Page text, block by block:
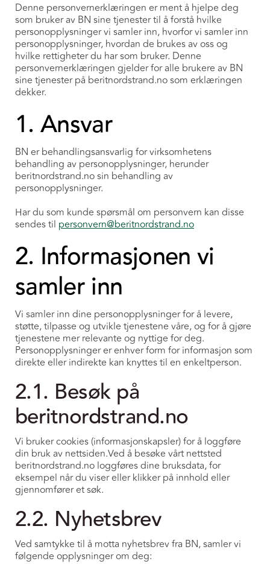
Denne personvernerklæringen er ment å hjelpe deg
som bruker av BN sine tjenester til å forstå hvilke
personopplysninger vi samler inn, hvorfor vi samler inn
personopplysninger, hvordan de brukes av oss og
hvilke rettigheter du har som bruker. Denne
personvernerklæringen gjelder for alle brukere av BN
sine tjenester på beritnordstrand.no som erklæringen
dekker.
1. Ansvar
BN er behandlingsansvarlig for virksomhetens
behandling av personopplysninger, herunder
beritnordstrand.no sin behandling av
personopplysninger.
Har du som kunde spørsmål om personvern kan disse
sendes til personvern@beritnordstrand.no
2. Informasjonen vi
samler inn
Vi samler inn dine personopplysninger for å levere,
støtte, tilpasse og utvikle tjenestene våre, og for å gjøre
tjenestene mer relevante og nyttige for deg.
Personopplysninger er enhver form for informasjon som
direkte eller indirekte kan knyttes til en enkeltperson.
2.1. Besøk på
beritnordstrand.no
Vi bruker cookies (informasjonskapsler) for å loggføre
din bruk av nettsiden.Ved å besøke vårt nettsted
beritnordstrand.no loggføres dine bruksdata, for
eksempel når du viser eller klikker på innhold eller
gjennomfører et søk.
2.2. Nyhetsbrev
Ved samtykke til å motta nyhetsbrev fra BN, samler vi
følgende opplysninger om deg: